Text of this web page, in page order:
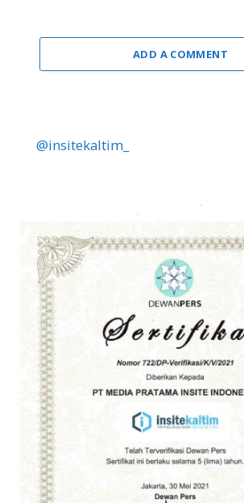
ADD A COMMENT
@insitekaltim_